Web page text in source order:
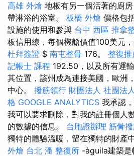
高雄 外燴 地板有另一個活著的廚
帶淋浴的浴室。 板橋 外燴 價格包
設施的使用和參與 台中 西區 推拿
板信用線，每個機艙價值100美元
杜拜簽證 $ 南屯整骨 176。 整復推
記帳士 課程 192.50，以及所有運
其位置，該州成為連接美國，歐洲
中心。 撥筋領行 財團法人 社團法人
格 GOOGLE ANALYTICS 我承認
我可以要求刪除，對我的註冊個人
的數據的信息。 台胞證辦理 筋骨
獨特的體驗溫暖，留在獨特的財產
外燴 台北 潘 整復所 -àguila建築是